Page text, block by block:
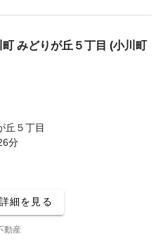
町 みどりが丘５丁目 (小川町
丘５丁目
分
詳細を見る
動産